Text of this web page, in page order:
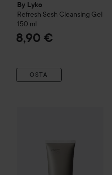
By Lyko
Refresh Sesh Cleansing Gel
150 ml
8,90 €
OSTA